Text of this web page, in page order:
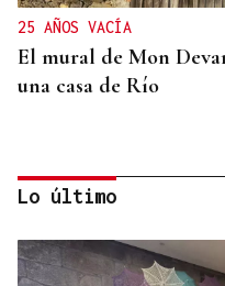
25 AÑOS VACÍA
El mural de Mon
una casa de Río
Lo último